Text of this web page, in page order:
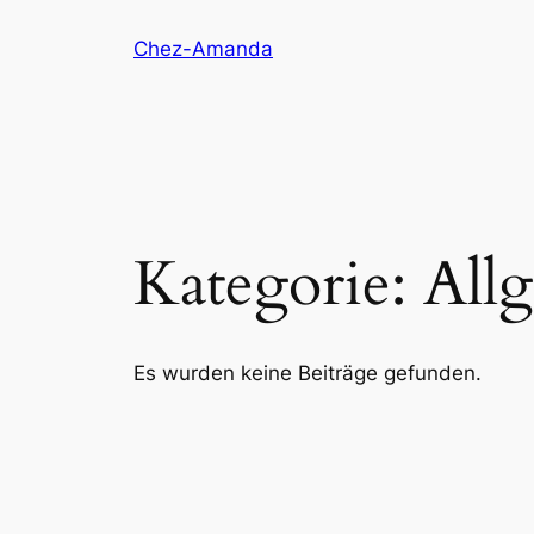
Chez-Amanda
Kategorie:
Es wurden keine Beiträge gefunden.